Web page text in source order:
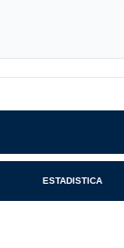
ESTADISTICA